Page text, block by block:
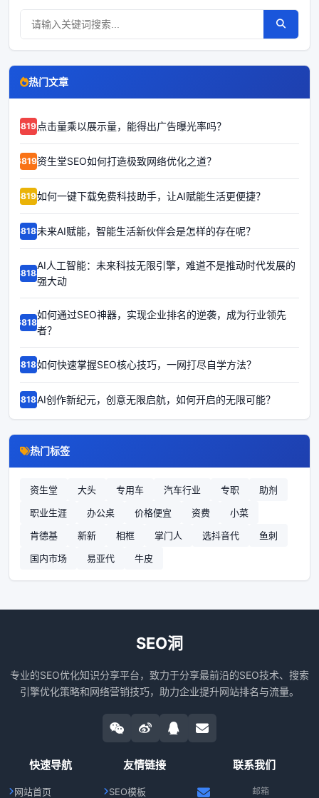
热门文章
68192点击量乘以展示量，能得出广告曝光率吗？
68191资生堂SEO如何打造极致网络优化之道？
68190如何一键下载免费科技助手，让AI赋能生活更便捷？
68189未来AI赋能，智能生活新伙伴会是怎样的存在呢？
68188
AI人工智能：未来科技无限引擎，难道不是推动时代发展的
强大动
68187
如何通过SEO神器，实现企业排名的逆袭，成为行业领先
者？
68186如何快速掌握SEO核心技巧，一网打尽自学方法？
68185AI创作新纪元，创意无限启航，如何开启的无限可能？
热门标签
资生堂 大头 专用车 汽车行业 专职
助剂
职业生涯
办公桌 价格便宜 资费
小菜
肯德基
新新 相框 掌门人 选抖音代
鱼刺
国内市场
易亚代 牛皮
SEO洞
专业的SEO优化知识分享平台，致力于分享最前沿的SEO技术、搜索
引擎优化策略和网络营销技巧，助力企业提升网站排名与流量。
快速导航
网站首页
友情链接
SEO模板
联系我们
邮箱